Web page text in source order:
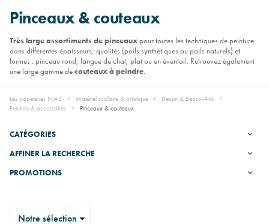
Pinceaux & couteaux
Très large assortiments de pinceaux pour toutes les techniques de peinture
dans différentes épaisseurs, qualités (poils synthétiques ou poils naturels) et
formes : pinceau rond, langue de chat, plat ou en éventail. Retrouvez également
une large gamme decouteaux à peindre.
Les papeteries NIAS Matériel scolaire & artistique
Dessin & Beaux-Arts
Peinture & accessoires
Pinceaux & couteaux
CATÉGORIES
AFFINER LA RECHERCHE
PROMOTIONS